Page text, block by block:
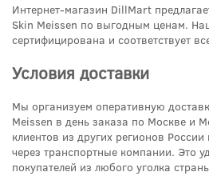
Интернет-магазин DillMart
Skin Meissen по выгодным ценам.
сертифицирована и соответствует
Условия доставки
Мы организуем оперативную
Meissen в день заказа по Москве и
клиентов из других регионов
через транспортные компании. Это
покупателей из любого уголка